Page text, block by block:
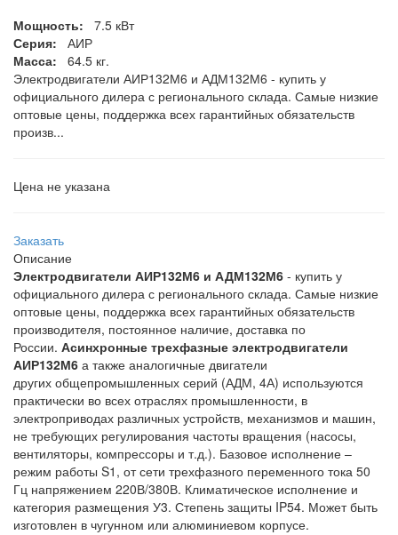
Мощность:
7.5 кВт
Серия:
АИР
Масса:
64.5 кг.
Электродвигатели АИР132М6 и АДМ132М6 - купить у
официального дилера с регионального склада. Самые низкие
оптовые цены, поддержка всех гарантийных обязательств
произв...
Цена не указана
Заказать
Описание
Электродвигатели АИР132М6 и АДМ132М6 - купить у
официального дилера с регионального склада. Самые низкие
оптовые цены, поддержка всех гарантийных обязательств
производителя, постоянное наличие, доставка по
России. Асинхронные трехфазные электродвигатели
АИР132М6 а также аналогичные двигатели
других общепромышленных серий (АДМ, 4А) используются
практически во всех отраслях промышленности, в
электроприводах различных устройств, механизмов и машин,
не требующих регулирования частоты вращения (насосы,
вентиляторы, компрессоры и т.д.). Базовое исполнение –
режим работы S1, от сети трехфазного переменного тока 50
Гц напряжением 220В/380В. Климатическое исполнение и
категория размещения У3. Степень защиты IP54. Может быть
изготовлен в чугунном или алюминиевом корпусе.